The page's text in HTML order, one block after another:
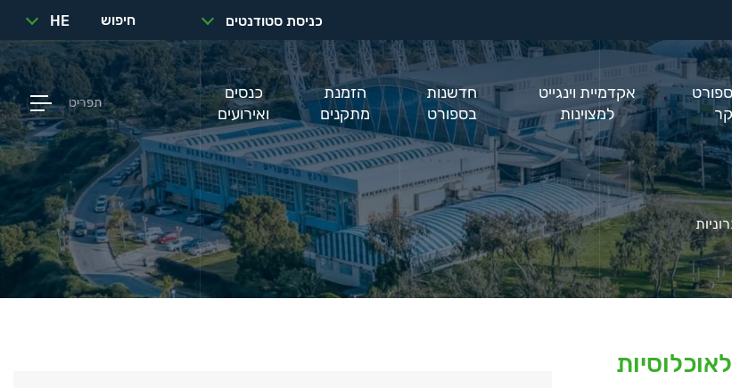
כניסת סטודנטים חיפוש HE
אקדמיית וינגייט
למצוינות
חדשנות
בספורט
הזמנת
מתקנים
כנסים
ואירועים
תפריט